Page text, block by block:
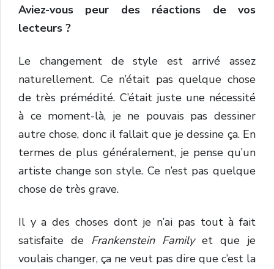
Aviez-vous peur des réactions de vos
lecteurs ?
Le changement de style est arrivé assez
naturellement. Ce n’était pas quelque chose
de très prémédité. C’était juste une nécessité
à ce moment-là, je ne pouvais pas dessiner
autre chose, donc il fallait que je dessine ça. En
termes de plus généralement, je pense qu’un
artiste change son style. Ce n’est pas quelque
chose de très grave.
Il y a des choses dont je n’ai pas tout à fait
satisfaite de Frankenstein Familyet que je
voulais changer, ça ne veut pas dire que c’est la